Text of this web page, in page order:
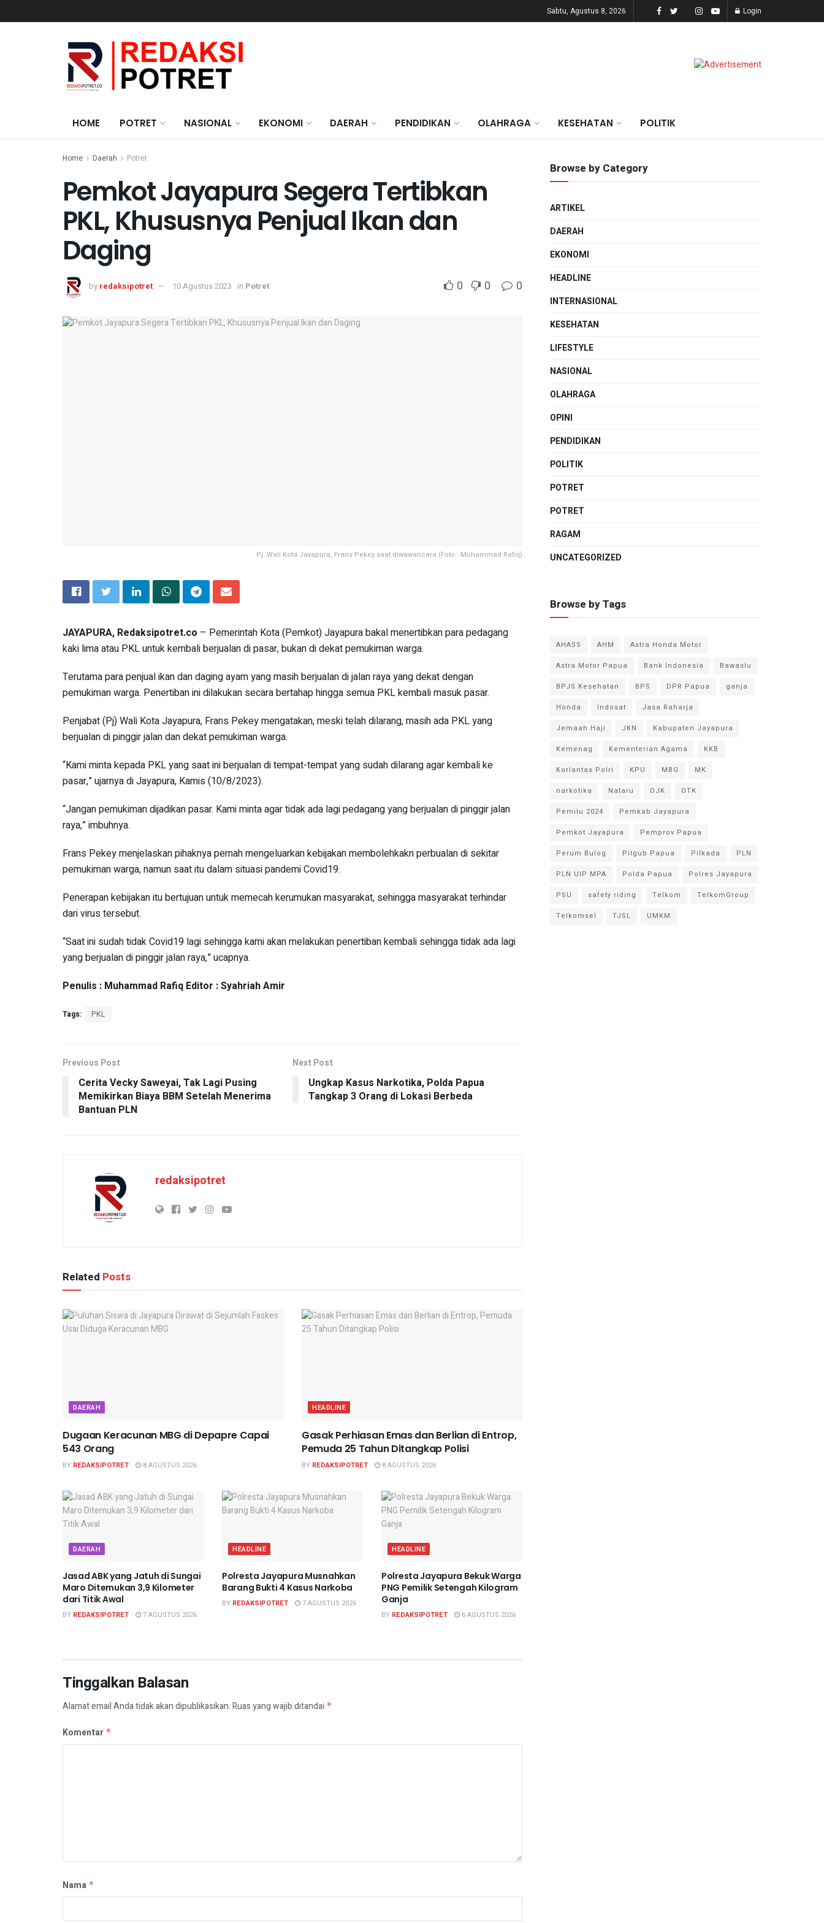
Sabtu, Agustus 8, 2026 Login
HOME POTRET NASIONAL EKONOMI DAERAH PENDIDIKAN OLAHRAGA KESEHATAN POLITIK
Home Daerah Potret
Pemkot Jayapura Segera Tertibkan
PKL, Khususnya Penjual Ikan dan
Daging
by redaksipotret 10 Agustus 2023 in Potret 0 0 0
Pj. Wali Kota Jayapura, Frans Pekey saat diwawancara.(Foto : Muhammad Rafiq)
JAYAPURA, Redaksipotret.co – Pemerintah Kota (Pemkot) Jayapura bakal menertibkan para pedagang
kaki lima atau PKL untuk kembali berjualan di pasar, bukan di dekat pemukiman warga.
Terutama para penjual ikan dan daging ayam yang masih berjualan di jalan raya yang dekat dengan
pemukiman warga. Penertiban ini dilakukan secara bertahap hingga semua PKL kembali masuk pasar.
Penjabat (Pj) Wali Kota Jayapura, Frans Pekey mengatakan, meski telah dilarang, masih ada PKL yang
berjualan di pinggir jalan dan dekat pemukiman warga.
“Kami minta kepada PKL yang saat ini berjualan di tempat-tempat yang sudah dilarang agar kembali ke
pasar,” ujarnya di Jayapura, Kamis (10/8/2023).
“Jangan pemukiman dijadikan pasar. Kami minta agar tidak ada lagi pedagang yang berjualan di pinggir jalan
raya,” imbuhnya.
Frans Pekey menjelaskan pihaknya pernah mengeluarkan kebijakan membolehkakn perbualan di sekitar
pemukiman warga, namun saat itu dalam situasi pandemi Covid19.
Penerapan kebijakan itu bertujuan untuk memecah kerumukan masyarakat, sehingga masyarakat terhindar
dari virus tersebut.
“Saat ini sudah tidak Covid19 lagi sehingga kami akan melakukan penertiban kembali sehingga tidak ada lagi
yang berjualan di pinggir jalan raya,” ucapnya.
Penulis : Muhammad Rafiq Editor : Syahriah Amir
Tags: PKL
Previous Post
Cerita Vecky Saweyai, Tak Lagi Pusing
Memikirkan Biaya BBM Setelah Menerima
Bantuan PLN
Next Post
Ungkap Kasus Narkotika, Polda Papua
Tangkap 3 Orang di Lokasi Berbeda
redaksipotret
Related Posts
DAERAH
Dugaan Keracunan MBG di Depapre Capai
543 Orang
BY REDAKSIPOTRET 8 AGUSTUS 2026
HEADLINE
Gasak Perhiasan Emas dan Berlian di Entrop,
Pemuda 25 Tahun Ditangkap Polisi
BY REDAKSIPOTRET 8 AGUSTUS 2026
DAERAH
Jasad ABK yang Jatuh di Sungai
Maro Ditemukan 3,9 Kilometer
dari Titik Awal
BY REDAKSIPOTRET 7 AGUSTUS 2026
HEADLINE
Polresta Jayapura Musnahkan
Barang Bukti 4 Kasus Narkoba
BY REDAKSIPOTRET 7 AGUSTUS 2026
HEADLINE
Polresta Jayapura Bekuk Warga
PNG Pemilik Setengah Kilogram
Ganja
BY REDAKSIPOTRET 6 AGUSTUS 2026
Tinggalkan Balasan
Alamat email Anda tidak akan dipublikasikan.Ruas yang wajib ditandai *
Komentar *
Nama *
Browse by Category
ARTIKEL
DAERAH
EKONOMI
HEADLINE
INTERNASIONAL
KESEHATAN
LIFESTYLE
NASIONAL
OLAHRAGA
OPINI
PENDIDIKAN
POLITIK
POTRET
POTRET
RAGAM
UNCATEGORIZED
Browse by Tags
AHASS AHM
Astra Honda Motor
Astra Motor Papua
Bank Indonesia
Bawaslu
BPJS Kesehatan
BPS DPR Papua
ganja
Honda
Indosat
Jasa Raharja
Jemaah Haji
JKN
Kabupaten Jayapura
Kemenag
Kementerian Agama
KKB
Korlantas Polri
KPU MBG
MK
narkotika
Nataru OJK
OTK
Pemilu 2024
Pemkab Jayapura
Pemkot Jayapura
Pemprov Papua
Perum Bulog
Pilgub Papua Pilkada
PLN
PLN UIP MPA
Polda Papua
Polres Jayapura
PSU
safety riding Telkom
TelkomGroup
Telkomsel
TJSL UMKM